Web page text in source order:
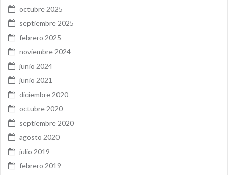
octubre 2025
septiembre 2025
febrero 2025
noviembre 2024
junio 2024
junio 2021
diciembre 2020
octubre 2020
septiembre 2020
agosto 2020
julio 2019
febrero 2019